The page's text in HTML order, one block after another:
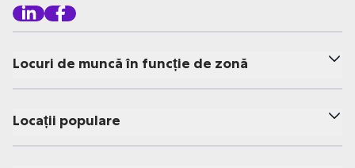
Locuri de muncă în funcție de zonă
Locații populare